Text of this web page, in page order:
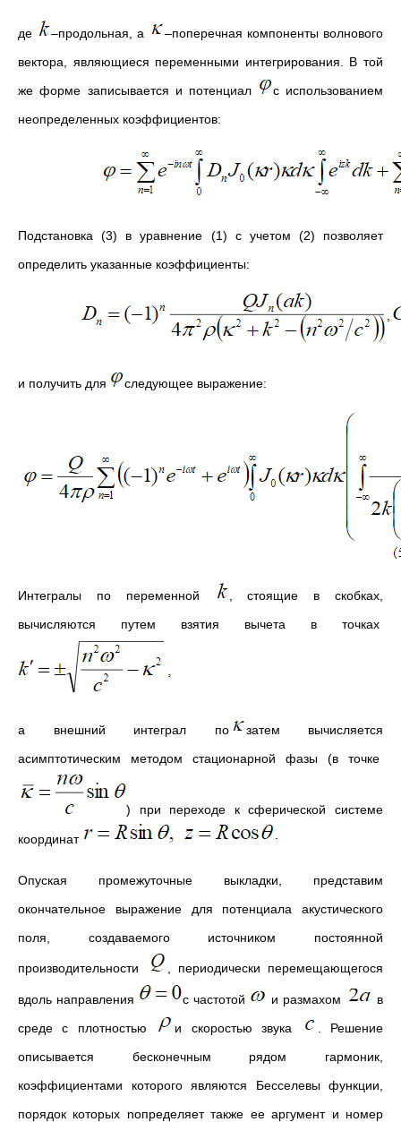
де –продольная, а
–поперечная компоненты волнового
вектора, являющиеся переменными интегрирования. В той
же форме записывается и потенциал
с использованием
неопределенных коэффициентов:
Подстановка (3) в уравнение (1) с учетом (2) позволяет
определить указанные коэффициенты:
и получить для следующее выражение:
Интегралы по переменной
, стоящие в скобках,
вычисляются путем взятия вычета в точках
а внешний интеграл по
затем вычисляется
асимптотическим методом стационарной фазы (в точке
) при переходе к сферической системе
координат
Опуская промежуточные выкладки, представим
окончательное выражение для потенциала акустического
поля, создаваемого источником постоянной
производительности , периодически перемещающегося
вдоль направления с частотой и размахом
в
среде с плотностью
и скоростью звука
. Решение
описывается бесконечным рядом гармоник,
коэффициентами которого являются Бесселевы функции,
порядок которых nопределяет также ее аргумент и номер